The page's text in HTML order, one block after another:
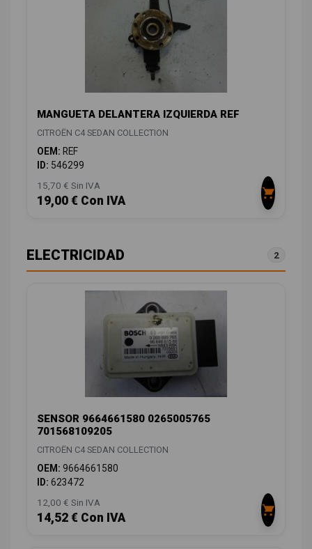
MANGUETA DELANTERA IZQUIERDA REF
CITROËN C4 SEDAN COLLECTION
OEM: REF
ID: 546299
15,70 € Sin IVA
19,00 € Con IVA
ELECTRICIDAD 2
SENSOR 9664661580 0265005765
701568109205
CITROËN C4 SEDAN COLLECTION
OEM: 9664661580
ID: 623472
12,00 € Sin IVA
14,52 € Con IVA